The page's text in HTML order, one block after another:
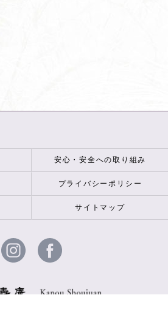
安心・安全への取り組み
プライバシーポリシー
サイトマップ